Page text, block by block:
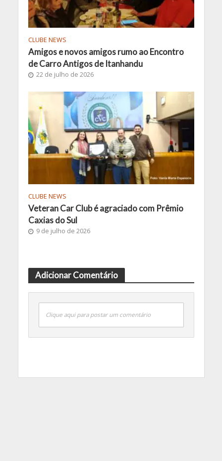
CLUBE NEWS
Amigos e novos amigos rumo ao Encontro
de Carro Antigos de Itanhandu
22 de julho de 2026
CLUBE NEWS
Veteran Car Club é agraciado com Prêmio
Caxias do Sul
9 de julho de 2026
Adicionar Comentário
Clique aqui para postar um comentário